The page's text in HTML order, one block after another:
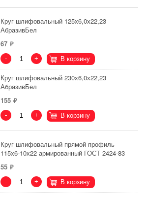
Круг шлифовальный 125х6,0х22,23
АбразивБел
67
- + В корзину
Круг шлифовальный 230х6,0х22,23
АбразивБел
155
- + В корзину
Круг шлифовальный прямой профиль
115х6-10х22 армированный ГОСТ 2424-83
55
- + В корзину